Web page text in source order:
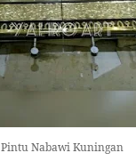
Pintu Nabawi Kuningan